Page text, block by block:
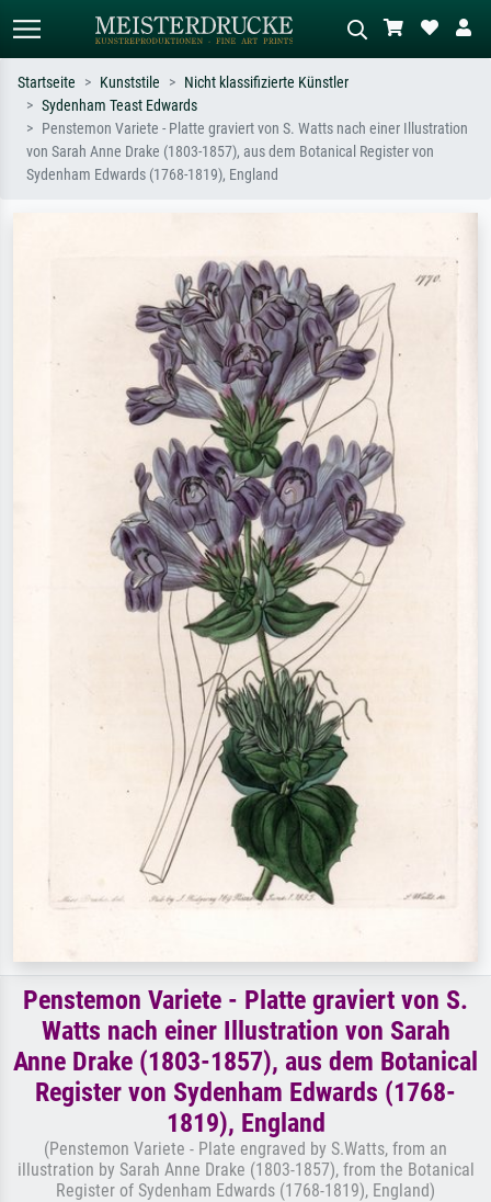
Standardsuche KI-Bildersuche
Suchen Sie nach Künstlern, Werktiteln
oder Stilen – z.B. Monet,
Beschreiben Sie die Szene – z.B. Grüne
Wiese, Abstrakt mit viel Rot, Dunkles
Startseite Kunststile
Nicht klassifizierte Künstler
Sydenham Teast Edwards
Penstemon Variete - Platte graviert von S. Watts nach einer Illustration
von Sarah Anne Drake (1803-1857), aus dem Botanical Register von
Sydenham Edwards (1768-1819), England
Penstemon Variete - Platte graviert von S.
Watts nach einer Illustration von Sarah
Anne Drake (1803-1857), aus dem Botanical
Register von Sydenham Edwards (1768-
1819), England
(Penstemon Variete - Plate engraved by S.Watts, from an
illustration by Sarah Anne Drake (1803-1857), from the Botanical
Register of Sydenham Edwards (1768-1819), England)